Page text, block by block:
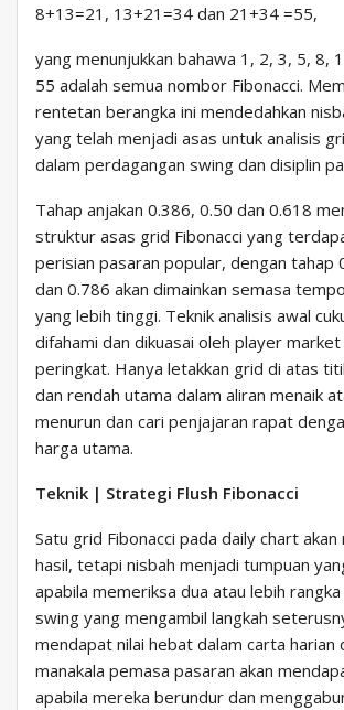
8+13=21, 13+21=34 dan 21+34 =55,
yang menunjukkan bahawa 1, 2, 3, 5, 8,
55 adalah semua nombor Fibonacci.
rentetan berangka ini mendedahkan
yang telah menjadi asas untuk analisis
dalam perdagangan swing dan disiplin
Tahap anjakan 0.386, 0.50 dan 0.618
struktur asas grid Fibonacci yang
perisian pasaran popular, dengan tahap
dan 0.786 akan dimainkan semasa
yang lebih tinggi. Teknik analisis awal
difahami dan dikuasai oleh player
peringkat. Hanya letakkan grid di atas
dan rendah utama dalam aliran menaik
menurun dan cari penjajaran rapat
harga utama.
Teknik | Strategi Flush Fibonacci
Satu grid Fibonacci pada daily chart akan
hasil, tetapi nisbah menjadi tumpuan
apabila memeriksa dua atau lebih
swing yang mengambil langkah
mendapat nilai hebat dalam carta harian
manakala pemasa pasaran akan
apabila mereka berundur dan